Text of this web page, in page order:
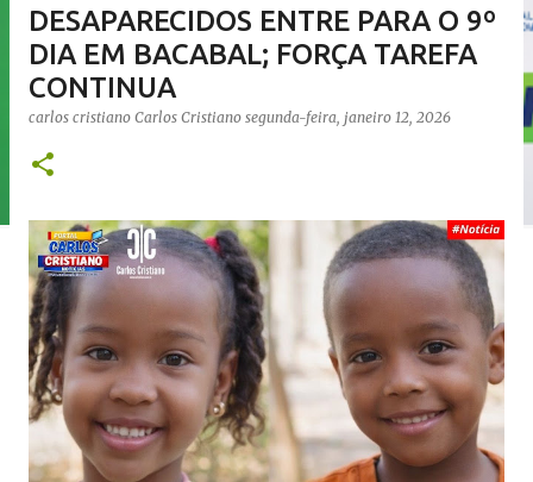
DESAPARECIDOS ENTRE PARA O 9º
DIA EM BACABAL; FORÇA TAREFA
CONTINUA
carlos cristiano Carlos Cristiano segunda-feira, janeiro 12, 2026